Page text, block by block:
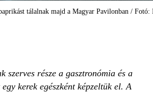
tálalnak majd a Magyar Pavilonban / Fotó:
szerves része a gasztronómia és a
kerek egészként képzeltük el. A